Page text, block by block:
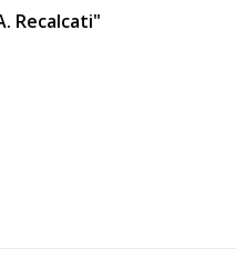
Recalcati"